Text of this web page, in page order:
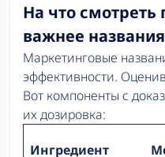
На что смотреть
важнее названия
Маркетинговые
эффективности.
Вот компоненты с
их дозировка:
Ингредиент